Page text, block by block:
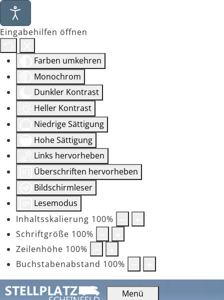
Eingabehilfen öffnen
Farben umkehren
Monochrom
Dunkler Kontrast
Heller Kontrast
Niedrige Sättigung
Hohe Sättigung
Links hervorheben
Überschriften hervorheben
Bildschirmleser
Lesemodus
Inhaltsskalierung 100%
Schriftgröße 100%
Zeilenhöhe 100%
Buchstabenabstand 100%
Menü